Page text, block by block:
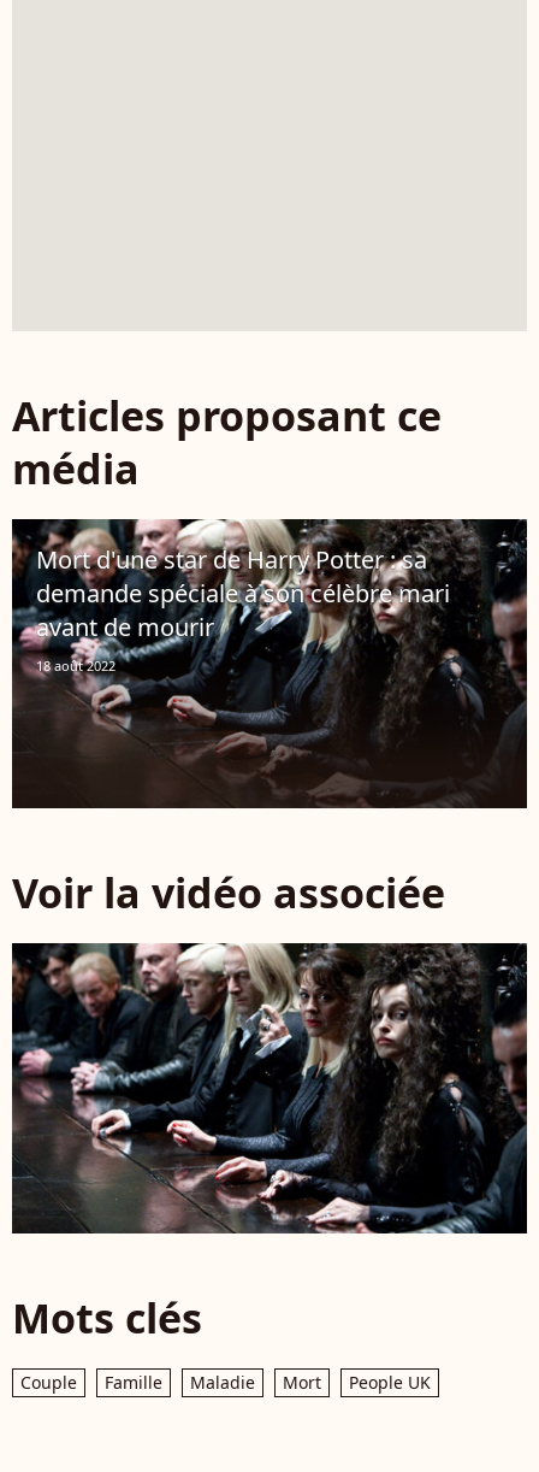
Articles proposant ce
média
Mort d'une star de Harry Potter : sa
demande spéciale à son célèbre mari
avant de mourir
18 août 2022
Voir la vidéo associée
Mots clés
Couple Famille Maladie Mort People UK